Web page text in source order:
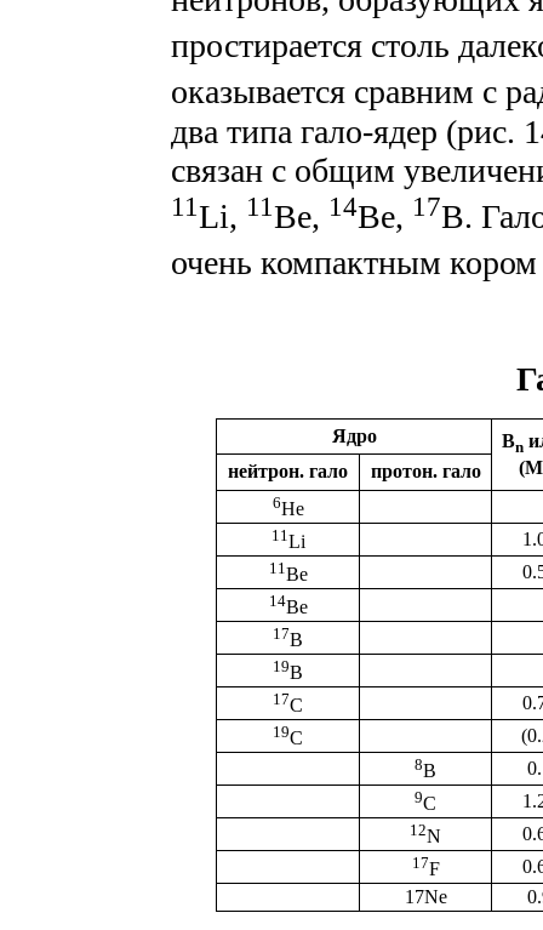
простирается столь
оказывается сравним с
два типа гало-ядер (рис.
связан с общим
11Li, 11Be, 14Be, 17B.
очень компактным
Ядро Bn
нейтрон. гало протон. гало
6He
11Li
11Be
14Be
17B
19B
17C
19C
8B
9C
12N
17F
17Ne